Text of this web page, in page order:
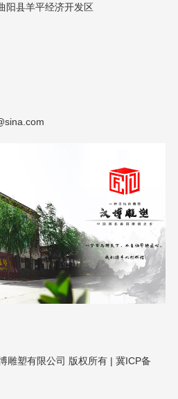
阳县羊平经济开发区
雕塑有限公司 版权所有 | 冀ICP备